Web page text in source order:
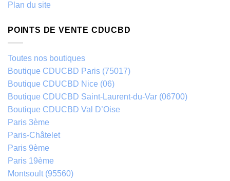
Plan du site
POINTS DE VENTE CDUCBD
Toutes nos boutiques
Boutique CDUCBD Paris (75017)
Boutique CDUCBD Nice (06)
Boutique CDUCBD Saint-Laurent-du-Var (06700)
Boutique CDUCBD Val D’Oise
Paris 3ème
Paris-Châtelet
Paris 9ème
Paris 19ème
Montsoult (95560)